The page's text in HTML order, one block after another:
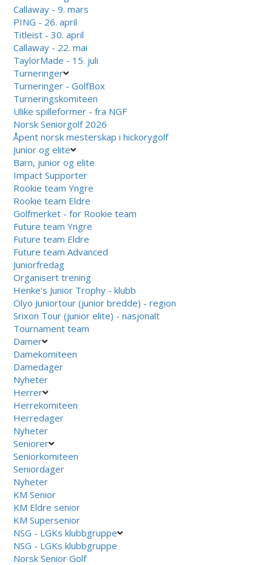
Callaway - 9. mars
PING - 26. april
Titleist - 30. april
Callaway - 22. mai
TaylorMade - 15. juli
Turneringer
Turneringer - GolfBox
Turneringskomiteen
Ulike spilleformer - fra NGF
Norsk Seniorgolf 2026
Åpent norsk mesterskap i hickorygolf
Junior og elite
Barn, junior og elite
Impact Supporter
Rookie team Yngre
Rookie team Eldre
Golfmerket - for Rookie team
Future team Yngre
Future team Eldre
Future team Advanced
Juniorfredag
Organisert trening
Henke's Junior Trophy - klubb
Olyo Juniortour (junior bredde) - region
Srixon Tour (junior elite) - nasjonalt
Tournament team
Damer
Damekomiteen
Damedager
Nyheter
Herrer
Herrekomiteen
Herredager
Nyheter
Seniorer
Seniorkomiteen
Seniordager
Nyheter
KM Senior
KM Eldre senior
KM Supersenior
NSG - LGKs klubbgruppe
NSG - LGKs klubbgruppe
Norsk Senior Golf